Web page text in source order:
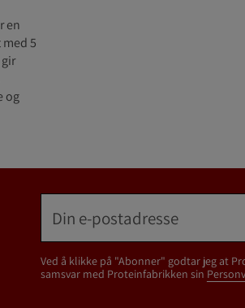
en
5
og
Ved å klikke på "Abonner" godtar jeg at
samsvar med Proteinfabrikken sin